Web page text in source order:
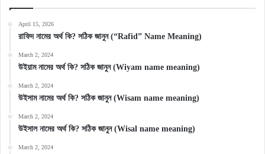
April 15, 2026
রাফিদ নামের অর্থ কি? সঠিক জানুন (“Rafid” Name Meaning)
March 2, 2024
উইয়াম নামের অর্থ কি? সঠিক জানুন (Wiyam name meaning)
March 2, 2024
উইসাম নামের অর্থ কি? সঠিক জানুন (Wisam name meaning)
March 2, 2024
উইসাল নামের অর্থ কি? সঠিক জানুন (Wisal name meaning)
March 2, 2024